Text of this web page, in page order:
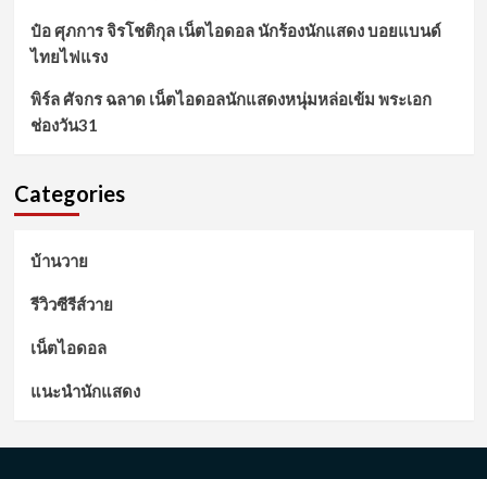
ป๋อ ศุภการ จิรโชติกุล เน็ตไอดอล นักร้องนักแสดง บอยแบนด์
ไทยไฟแรง
พิร์ล ศัจกร ฉลาด เน็ตไอดอลนักแสดงหนุ่มหล่อเข้ม พระเอก
ช่องวัน31
Categories
บ้านวาย
รีวิวซีรีส์วาย
เน็ตไอดอล
แนะนำนักแสดง